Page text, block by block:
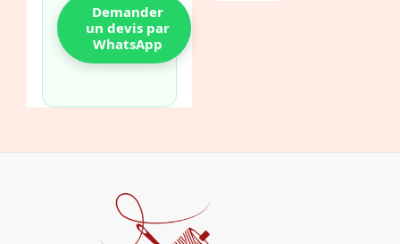
Demander
un devis par
WhatsApp